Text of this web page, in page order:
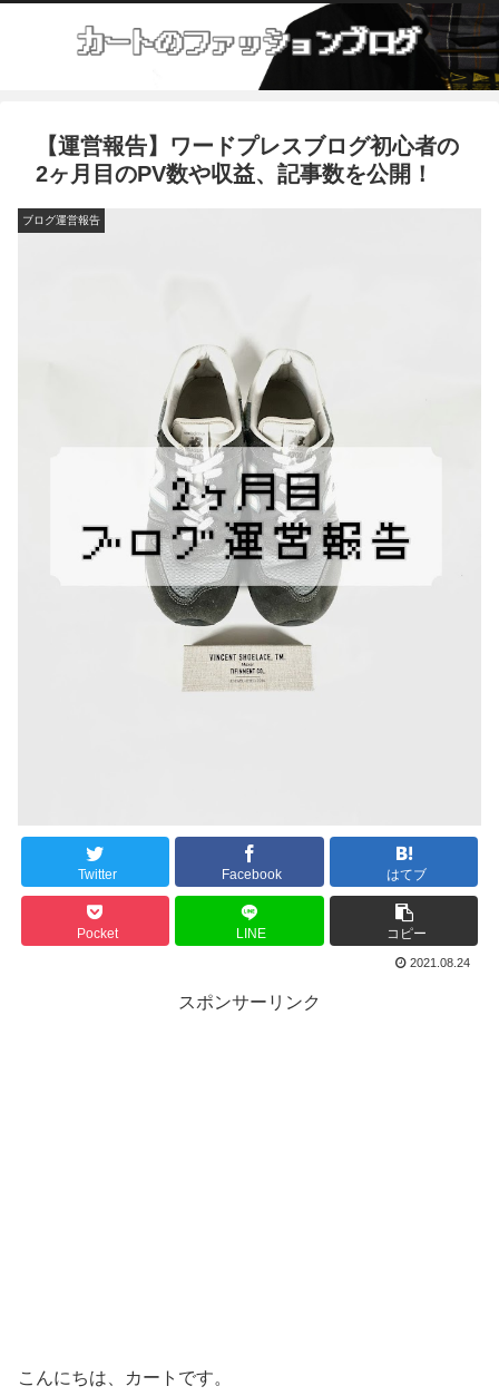
【運営報告】ワードプレスブログ初心者の
2ヶ月目のPV数や収益、記事数を公開！
ブログ運営報告
Twitter Facebook はてブ
Pocket LINE コピー
2021.08.24
スポンサーリンク
こんにちは、カートです。